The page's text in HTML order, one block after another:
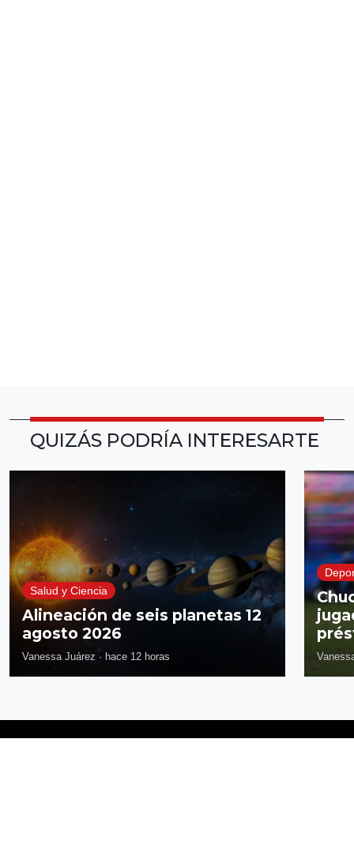
QUIZÁS PODRÍA INTERESARTE
Salud y Ciencia
Alineación de seis planetas 12
agosto 2026
Vanessa Juárez · hace 12 horas